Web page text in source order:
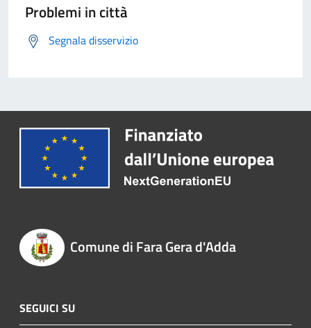
Problemi in città
Segnala disservizio
Comune di Fara Gera d'Adda
SEGUICI SU